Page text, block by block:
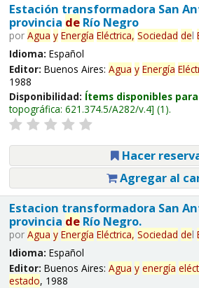
Estación transformadora San
provincia deRío Negro
por Agua y Energía Eléctrica, Sociedad del
Idioma: Español
Editor: Buenos Aires: Agua y Energía
1988
Disponibilidad: Ítems disponibles
topográfica: 621.374.5/A282/v.4 (1).
Hacer
Agregar al
Estacion transformadora San
provincia deRío Negro.
por Agua y Energía Eléctrica, Sociedad del
Idioma: Español
Editor: Buenos Aires: Agua y energía
estado, 1988